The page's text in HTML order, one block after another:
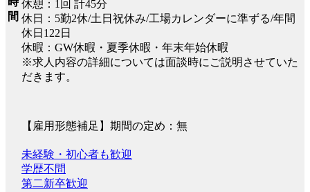
間
休憩：1回 計45分
休日：5勤2休/土日祝休み/工場カレンダーに準ずる/年間
休日122日
休暇：GW休暇・夏季休暇・年末年始休暇
※求人内容の詳細については面談時にご説明させていた
だきます。
【雇用形態補足】期間の定め：無
未経験・初心者も歓迎
学歴不問
第二新卒歓迎